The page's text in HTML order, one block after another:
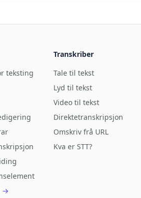
teksting
→
Transkriber
Tale til tekst
Lyd til tekst
Video til tekst
Direktetranskripsjon
Omskriv frå URL
Kva er STT?